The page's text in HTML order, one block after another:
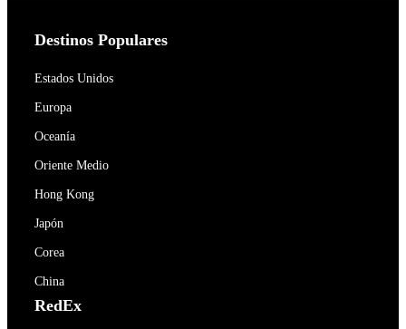
Destinos Populares
Estados Unidos
Europa
Oceanía
Oriente Medio
Hong Kong
Japón
Corea
China
RedEx